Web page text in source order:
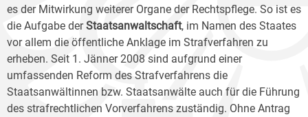
es der Mitwirkung weiterer Organe der Rechtspflege. So ist es
die Aufgabe derStaatsanwaltschaft, im Namen des Staates
vor allem die öffentliche Anklage im Strafverfahren zu
erheben. Seit 1. Jänner 2008 sind aufgrund einer
umfassenden Reform des Strafverfahrens die
Staatsanwältinnen bzw. Staatsanwälte auch für die Führung
des strafrechtlichen Vorverfahrens zuständig. Ohne Antrag